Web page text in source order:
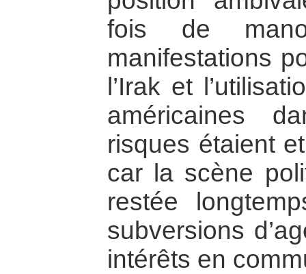
fois de
manifestations
l’Irak et
américaines
risques étaient
car la scène
restée
subversions
intérêts en